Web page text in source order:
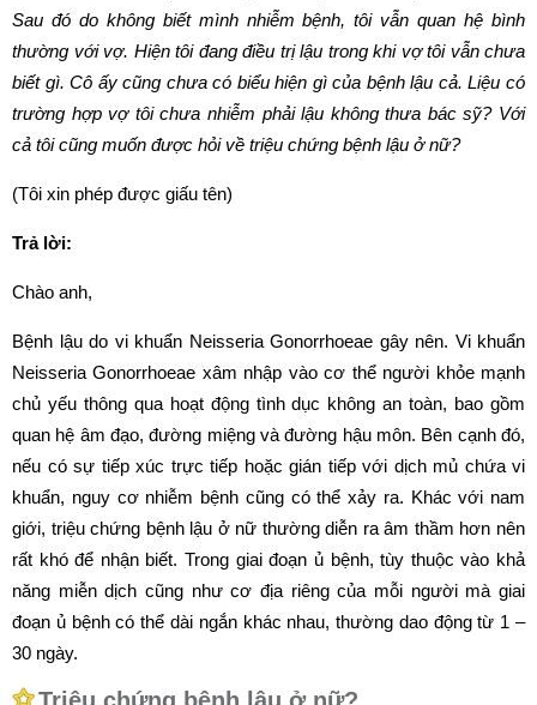
Sau đó do không biết mình nhiễm bệnh, tôi vẫn quan hệ bình
thường với vợ. Hiện tôi đang điều trị lậu trong khi vợ tôi vẫn chưa
biết gì. Cô ấy cũng chưa có biểu hiện gì của bệnh lậu cả. Liệu có
trường hợp vợ tôi chưa nhiễm phải lậu không thưa bác sỹ? Với
cả tôi cũng muốn được hỏi về triệu chứng bệnh lậu ở nữ?
(Tôi xin phép được giấu tên)
Trả lời:
Chào anh,
Bệnh lậu do vi khuẩn Neisseria Gonorrhoeae gây nên. Vi khuẩn
Neisseria Gonorrhoeae xâm nhập vào cơ thể người khỏe mạnh
chủ yếu thông qua hoạt động tình dục không an toàn, bao gồm
quan hệ âm đạo, đường miệng và đường hậu môn. Bên cạnh đó,
nếu có sự tiếp xúc trực tiếp hoặc gián tiếp với dịch mủ chứa vi
khuẩn, nguy cơ nhiễm bệnh cũng có thể xảy ra. Khác với nam
giới, triệu chứng bệnh lậu ở nữ thường diễn ra âm thầm hơn nên
rất khó để nhận biết. Trong giai đoạn ủ bệnh, tùy thuộc vào khả
năng miễn dịch cũng như cơ địa riêng của mỗi người mà giai
đoạn ủ bệnh có thể dài ngắn khác nhau, thường dao động từ 1 –
30 ngày.